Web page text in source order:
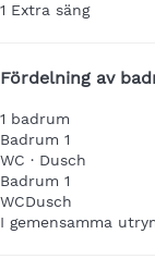
1 Extra säng
Fördelning av
1 badrum
Badrum 1
WC · Dusch
Badrum 1
WCDusch
I gemensamma